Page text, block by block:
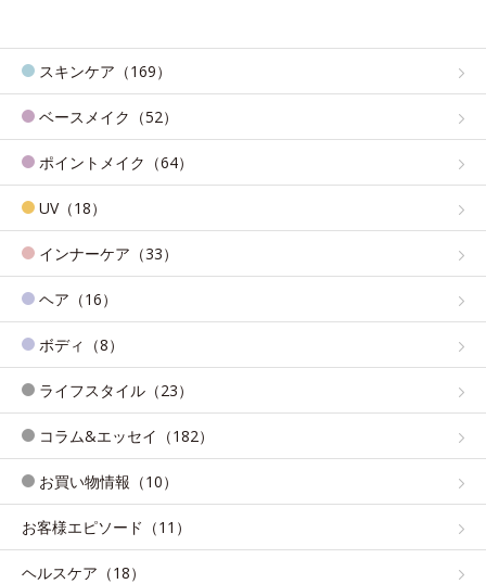
スキンケア（169）
ベースメイク（52）
ポイントメイク（64）
UV（18）
インナーケア（33）
ヘア（16）
ボディ（8）
ライフスタイル（23）
コラム&エッセイ（182）
お買い物情報（10）
お客様エピソード（11）
ヘルスケア（18）